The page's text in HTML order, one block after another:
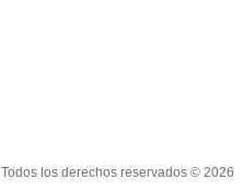
Todos los derechos reservados © 2026